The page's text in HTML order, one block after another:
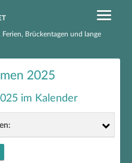
Brückentagen und lange
2025
im Kalender